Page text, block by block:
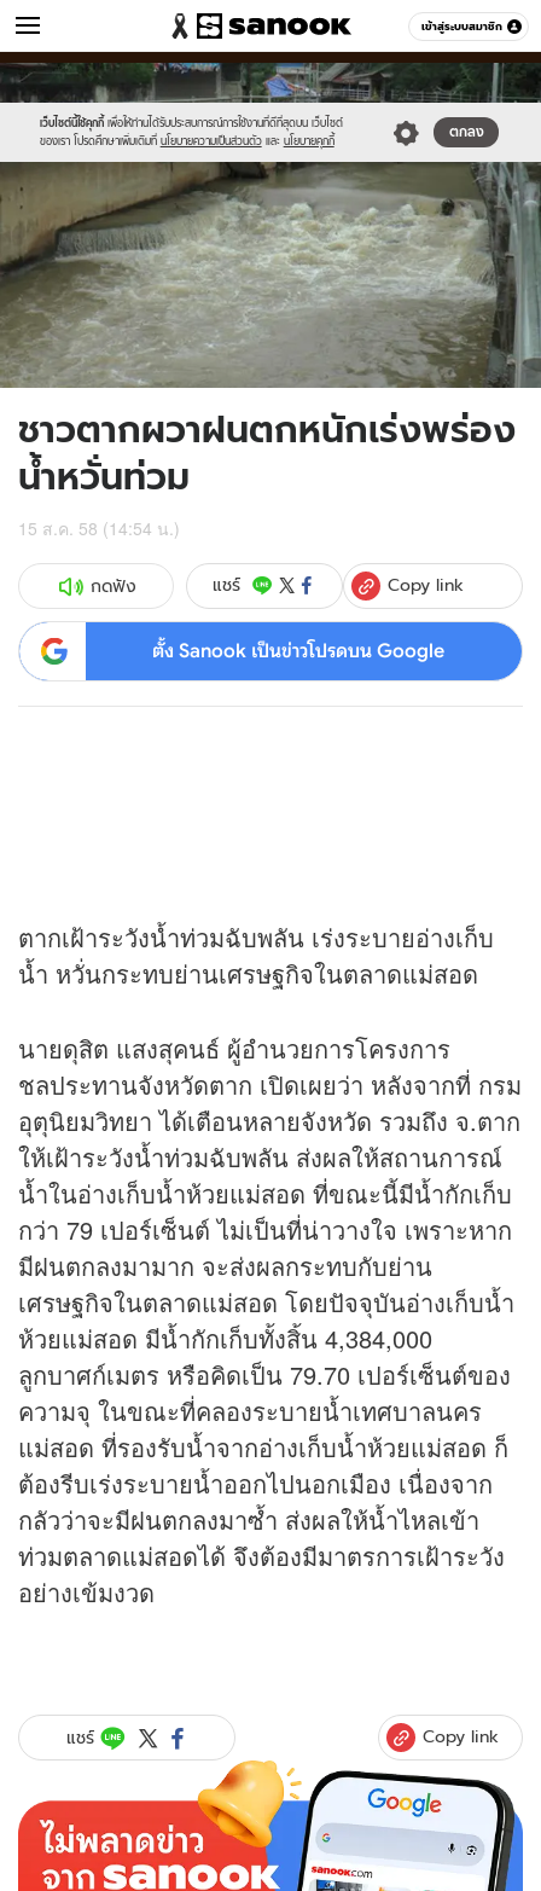
เข้าสู่ระบบสมาชิก
ข่าว หมวดอื่นๆ
เว็บไซต์นี้ใช้คุกกี้ เพื่อให้ท่านได้รับประสบการณ์การใช้งานที่ดีที่สุดบน เว็บไซต์
ของเรา โปรดศึกษาเพิ่มเติมที่ นโยบายความเป็นส่วนตัว และ นโยบายคุกกี้
ตกลง
Sanook
//s.isanook.com/sr/0/images/logo-
new-
sanook.png
600
60
//s.isanook.com/ns/0/ud/369/1847930/639169-
01.jpg
ชาวตากผวาฝนตกหนักเร่งพร่อง
น้ำหวั่นท่วม
15 ส.ค. 58 (14:54 น.)
กดฟัง แชร์ Copy link
ตั้ง Sanook เป็นข่าวโปรดบน Google
ตากเฝ้าระวังน้ำท่วมฉับพลัน เร่งระบายอ่างเก็บ
น้ำ หวั่นกระทบย่านเศรษฐกิจในตลาดแม่สอด
นายดุสิต แสงสุคนธ์ ผู้อำนวยการโครงการ
ชลประทานจังหวัดตาก เปิดเผยว่า หลังจากที่ กรม
อุตุนิยมวิทยา ได้เตือนหลายจังหวัด รวมถึง จ.ตาก
ให้เฝ้าระวังน้ำท่วมฉับพลัน ส่งผลให้สถานการณ์
น้ำในอ่างเก็บน้ำห้วยแม่สอด ที่ขณะนี้มีน้ำกักเก็บ
กว่า 79 เปอร์เซ็นต์ ไม่เป็นที่น่าวางใจ เพราะหาก
มีฝนตกลงมามาก จะส่งผลกระทบกับย่าน
เศรษฐกิจในตลาดแม่สอด โดยปัจจุบันอ่างเก็บน้ำ
ห้วยแม่สอด มีน้ำกักเก็บทั้งสิ้น 4,384,000
ลูกบาศก์เมตร หรือคิดเป็น 79.70 เปอร์เซ็นต์ของ
ความจุ ในขณะที่คลองระบายน้ำเทศบาลนคร
แม่สอด ที่รองรับน้ำจากอ่างเก็บน้ำห้วยแม่สอด ก็
ต้องรีบเร่งระบายน้ำออกไปนอกเมือง เนื่องจาก
กลัวว่าจะมีฝนตกลงมาซ้ำ ส่งผลให้น้ำไหลเข้า
ท่วมตลาดแม่สอดได้ จึงต้องมีมาตรการเฝ้าระวัง
อย่างเข้มงวด
แชร์ Copy link